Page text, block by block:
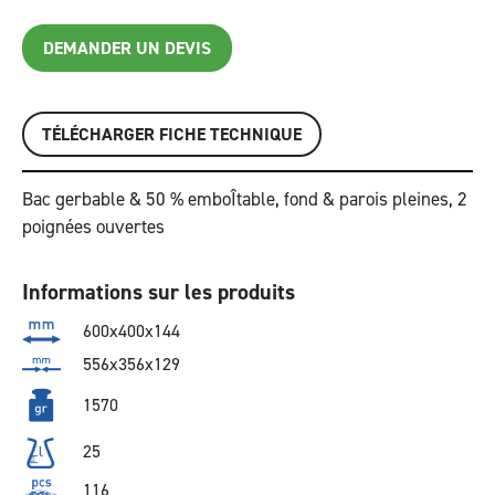
DEMANDER UN DEVIS
TÉLÉCHARGER FICHE TECHNIQUE
Bac gerbable & 50 % emboÎtable, fond & parois pleines, 2
poignées ouvertes
Informations sur les produits
600x400x144
556x356x129
1570
25
116